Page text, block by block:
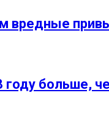
вредные
году больше,